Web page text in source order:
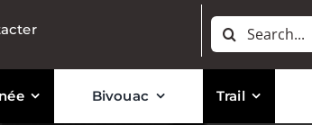
Rechercher:
Bivouac Trail